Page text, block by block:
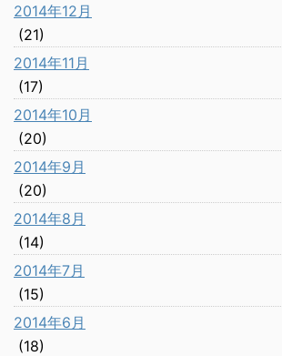
2014年12月
(21)
2014年11月
(17)
2014年10月
(20)
2014年9月
(20)
2014年8月
(14)
2014年7月
(15)
2014年6月
(18)